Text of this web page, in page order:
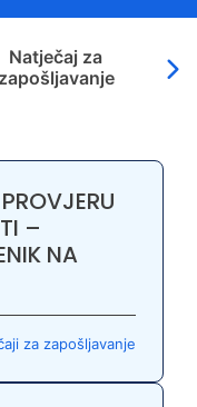
Natječaj za
zapošljavanje
–
NA
za zapošljavanje